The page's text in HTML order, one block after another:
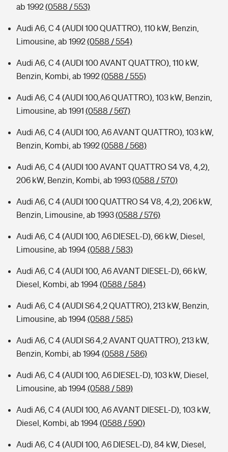
ab 1992(0588 / 553)
Audi A6, C 4 (AUDI 100 QUATTRO), 110 kW, Benzin,
Limousine, ab 1992(0588 / 554)
Audi A6, C 4 (AUDI 100 AVANT QUATTRO), 110 kW,
Benzin, Kombi, ab 1992(0588 / 555)
Audi A6, C 4 (AUDI 100,A6 QUATTRO), 103 kW, Benzin,
Limousine, ab 1991 (0588 / 567)
Audi A6, C 4 (AUDI 100, A6 AVANT QUATTRO), 103 kW,
Benzin, Kombi, ab 1992(0588 / 568)
Audi A6, C 4 (AUDI 100 AVANT QUATTRO S4 V8, 4,2),
206 kW, Benzin, Kombi, ab 1993(0588 / 570)
Audi A6, C 4 (AUDI 100 QUATTRO S4 V8, 4,2), 206 kW,
Benzin, Limousine, ab 1993(0588 / 576)
Audi A6, C 4 (AUDI 100, A6 DIESEL-D), 66 kW, Diesel,
Limousine, ab 1994(0588 / 583)
Audi A6, C 4 (AUDI 100, A6 AVANT DIESEL-D), 66 kW,
Diesel, Kombi, ab 1994(0588 / 584)
Audi A6, C 4 (AUDI S6 4,2 QUATTRO), 213 kW, Benzin,
Limousine, ab 1994(0588 / 585)
Audi A6, C 4 (AUDI S6 4,2 AVANT QUATTRO), 213 kW,
Benzin, Kombi, ab 1994(0588 / 586)
Audi A6, C 4 (AUDI 100, A6 DIESEL-D), 103 kW, Diesel,
Limousine, ab 1994(0588 / 589)
Audi A6, C 4 (AUDI 100, A6 AVANT DIESEL-D), 103 kW,
Diesel, Kombi, ab 1994(0588 / 590)
Audi A6, C 4 (AUDI 100, A6 DIESEL-D), 84 kW, Diesel,